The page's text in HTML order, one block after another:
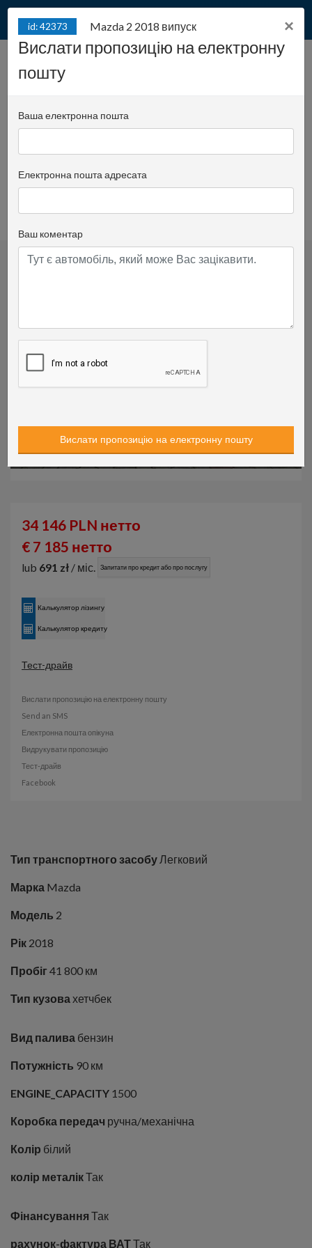
id: 42373
Juliana Konstantego Ordona 2A - biuro A | місце:
Piotr Kaczorowski
Електронна пошта опікуна
додати до вибраного
34 146 PLN нетто
€ 7 185 нетто
lub 691 zł / міс. Запитати про кредит або про послугу
Калькулятор лізингу
Калькулятор кредиту
Тест-драйв
Вислати пропозицію на електронну пошту
Send an SMS
Електронна пошта опікуна
Видрукувати пропозицію
Тест-драйв
Facebook
Тип транспортного засобу Легковий
Марка Mazda
Модель 2
Рік 2018
Пробіг41 800 км
Тип кузовахетчбек
Вид палива бензин
Потужність 90 км
ENGINE_CAPACITY 1500
Коробка передач ручна/механічна
Колір білий
колір металікТак
Фінансування Так
рахунок-фактура ВАТТак
×
id: 42373 Mazda 2 2018 випуск
Вислати пропозицію на електронну
пошту
Ваша електронна пошта
Електронна пошта адресата
Ваш коментар